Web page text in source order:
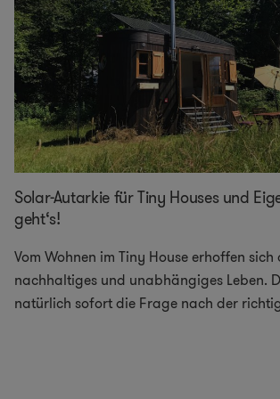
Solar-Autarkie für Tiny Houses und
geht‘s!
Vom Wohnen im Tiny House erhoffen sich
nachhaltiges und unabhängiges Leben.
natürlich sofort die Frage nach der